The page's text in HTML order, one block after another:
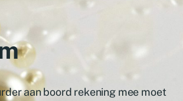
aan boord rekening mee moet